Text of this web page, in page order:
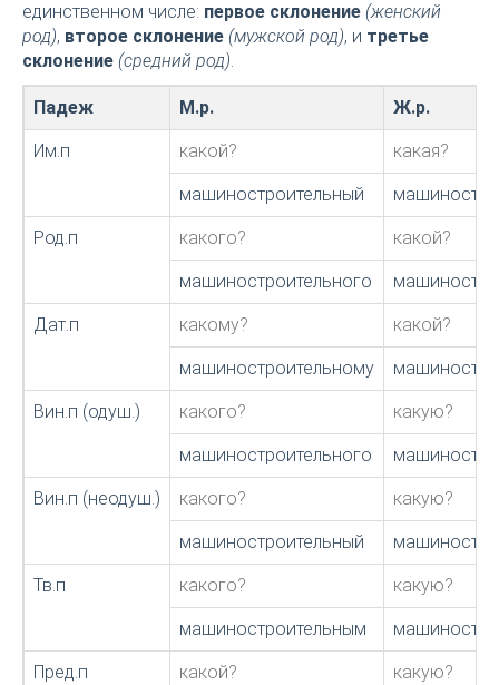
единственном числе: первое склонение (женский
род), второе склонение (мужской род), и третье
склонение (средний род).
Падеж М.р. Ж.р.
Им.п какой? какая?
машиностроительный
Род.п какого? какой?
машиностроительного
Дат.п какому? какой?
машиностроительному
Вин.п (одуш.) какого? какую?
машиностроительного
Вин.п (неодуш.) какого? какую?
машиностроительный
Тв.п какого? какую?
машиностроительным
Пред.п какой? какую?